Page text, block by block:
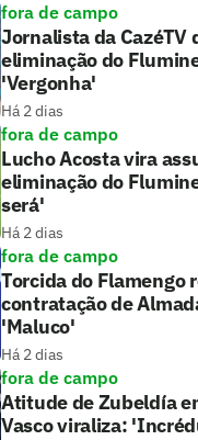
fora de campo
Jornalista da CazéTV
eliminação do
'Vergonha'
Há 2 dias
fora de campo
Lucho Acosta vira
eliminação do
será'
Há 2 dias
fora de campo
Torcida do Flamengo
contratação de
'Maluco'
Há 2 dias
fora de campo
Atitude de Zubeldía
Vasco viraliza: